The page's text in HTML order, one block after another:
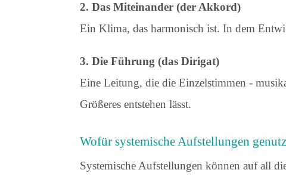
2. Das Miteinander (der Akkord)
Ein Klima, das harmonisch ist. In dem
3. Die Führung (das Dirigat)
Eine Leitung, die die Einzelstimmen -
Größeres entstehen lässt.
Wofür systemische Aufstellungen
Systemische Aufstellungen können auf all